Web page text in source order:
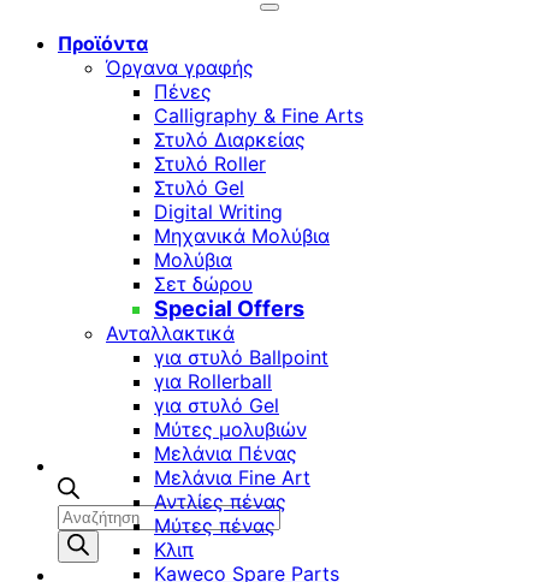
Αναζήτηση
προϊόντων
Προϊόντα
Όργανα γραφής
Πένες
Calligraphy & Fine Arts
Στυλό Διαρκείας
Στυλό Roller
Στυλό Gel
Digital Writing
Μηχανικά Μολύβια
Μολύβια
Σετ δώρου
Special Offers
Ανταλλακτικά
για στυλό Ballpoint
για Rollerball
για στυλό Gel
Μύτες μολυβιών
Μελάνια Πένας
Μελάνια Fine Art
Αντλίες πένας
Μύτες πένας
Κλιπ
Kaweco Spare Parts